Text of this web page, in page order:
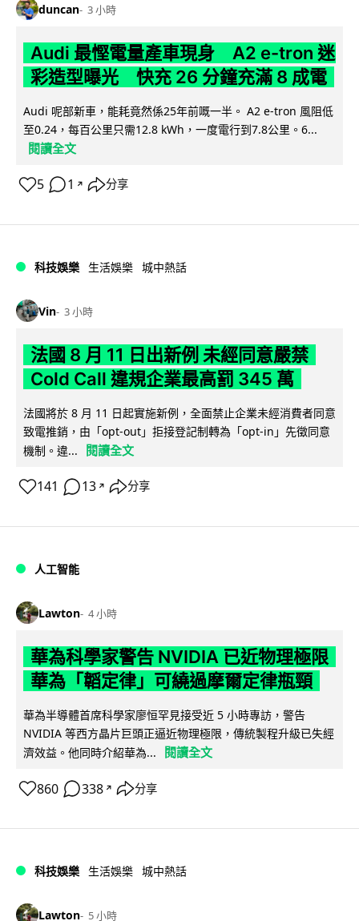
duncan 3 小時
Audi 最慳電量產車現身 A2 e-tron 迷
彩造型曝光 快充 26 分鐘充滿 8 成電
Audi 呢部新車，能耗竟然係25年前嘅一半。 A2 e-tron 風阻低
至0.24，每百公里只需12.8 kWh，一度電行到7.8公里。6...
閱讀全文
5 1 ↗ 分享
科技娛樂 生活娛樂 城中熱話
Vin 3 小時
法國 8 月 11 日出新例 未經同意嚴禁
Cold Call 違規企業最高罰 345 萬
法國將於 8 月 11 日起實施新例，全面禁止企業未經消費者同意
致電推銷，由「opt-out」拒接登記制轉為「opt-in」先徵同意
機制。違...
閱讀全文
141 13 ↗ 分享
人工智能
Lawton 4 小時
華為科學家警告 NVIDIA 已近物理極限
華為「韜定律」可繞過摩爾定律瓶頸
華為半導體首席科學家廖恒罕見接受近 5 小時專訪，警告
NVIDIA 等西方晶片巨頭正逼近物理極限，傳統製程升級已失經
濟效益。他同時介紹華為...
閱讀全文
860 338 ↗ 分享
科技娛樂 生活娛樂 城中熱話
Lawton 5 小時